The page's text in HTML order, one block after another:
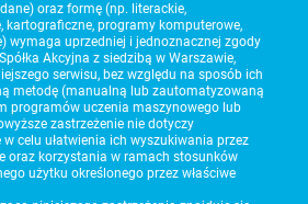
oraz formę (np. literackie,
kartograficzne, programy komputerowe,
wymaga uprzedniej i jednoznacznej zgody
Akcyjna z siedzibą w Warszawie,
serwisu, bez względu na sposób ich
metodę (manualną lub zautomatyzowaną
programów uczenia maszynowego lub
zastrzeżenie nie dotyczy
celu ułatwienia ich wyszukiwania przez
oraz korzystania w ramach stosunków
użytku określonego przez właściwe